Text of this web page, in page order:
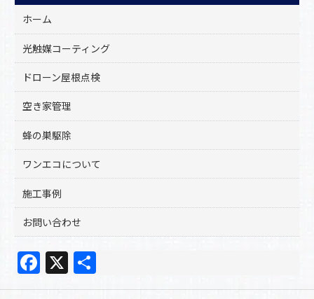
ホーム
光触媒コーティング
ドローン屋根点検
空き家管理
蜂の巣駆除
ワンエコについて
施工事例
お問い合わせ
F
a
X
有